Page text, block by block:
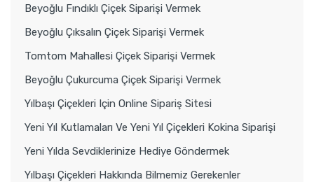
Beyoğlu Fındıklı Çiçek Siparişi Vermek
Beyoğlu Çıksalın Çiçek Siparişi Vermek
Tomtom Mahallesi Çiçek Siparişi Vermek
Beyoğlu Çukurcuma Çiçek Siparişi Vermek
Yılbaşı Çiçekleri Için Online Sipariş Sitesi
Yeni Yıl Kutlamaları Ve Yeni Yıl Çiçekleri Kokina Siparişi
Yeni Yılda Sevdiklerinize Hediye Göndermek
Yılbaşı Çiçekleri Hakkında Bilmemiz Gerekenler